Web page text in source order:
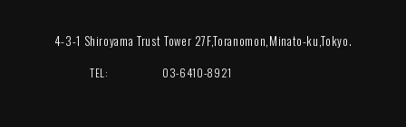
4-3-1 Shiroyama Trust Tower 27F,Toranomon,Minato-ku,Tokyo.
TEL: 03-6410-8921